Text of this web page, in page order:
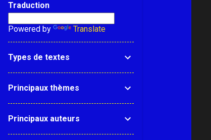
Traduction
Powered by Translate
Types de textes
Principaux thèmes
Principaux auteurs